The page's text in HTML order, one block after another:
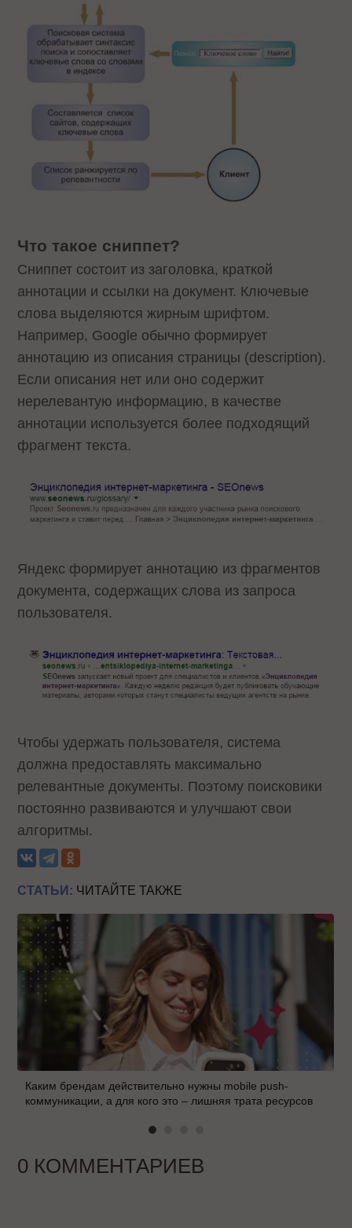
Что такое сниппет?
Сниппет состоит из заголовка, краткой
аннотации и ссылки на документ. Ключевые
слова выделяются жирным шрифтом.
Например, Google обычно формирует
аннотацию из описания страницы (description).
Если описания нет или оно содержит
нерелевантую информацию, в качестве
аннотации используется более подходящий
фрагмент текста.
Яндекс формирует аннотацию из фрагментов
документа, содержащих слова из запроса
пользователя.
Чтобы удержать пользователя, система
должна предоставлять максимально
релевантные документы. Поэтому поисковики
постоянно развиваются и улучшают свои
алгоритмы.
СТАТЬИ: ЧИТАЙТЕ ТАКЖЕ
Каким брендам действительно нужны mobile push-
коммуникации, а для кого это – лишняя трата ресурсов
0 КОММЕНТАРИЕВ